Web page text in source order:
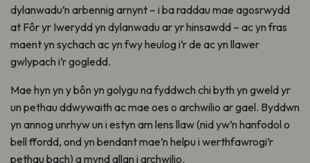
dylanwadu’n arbennig arnynt – i ba raddau mae agosrwydd
at Fôr yr Iwerydd yn dylanwadu ar yr hinsawdd – ac yn fras
maent yn sychach ac yn fwy heulog i’r de ac yn llawer
gwlypach i’r gogledd.
Mae hyn yn y bôn yn golygu na fyddwch chi byth yn gweld yr
un pethau ddwywaith ac mae oes o archwilio ar gael. Byddwn
yn annog unrhyw un i estyn am lens llaw (nid yw’n hanfodol o
bell ffordd, ond yn bendant mae’n helpu i werthfawrogi’r
pethau bach) a mynd allan i archwilio.